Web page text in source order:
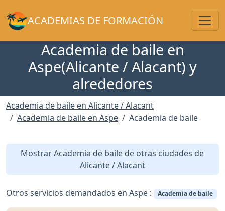
ACADEMIAS DE FORMACIÓN
Academia de baile en
Aspe(Alicante / Alacant) y
alrededores
Academia de baile en Alicante / Alacant
Academia de baile en Aspe
Academia de baile
Mostrar Academia de baile de otras ciudades de
Alicante / Alacant
Otros servicios demandados en Aspe : Academia de baile